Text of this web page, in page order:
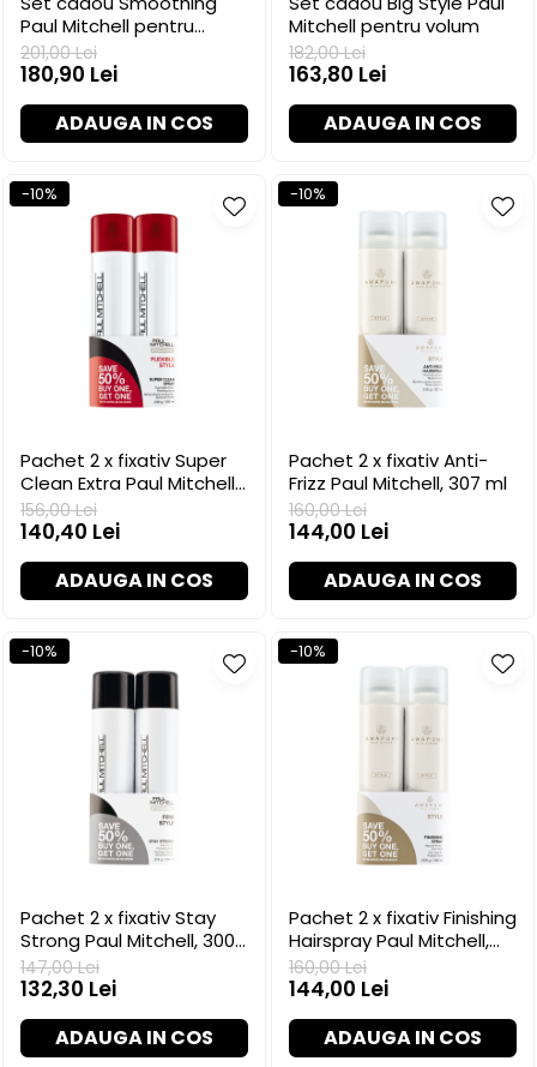
Paul Mitchell pentru
netezire și anti-frizz
201,00 Lei
180,90 Lei
ADAUGA IN COS
Mitchell pentru volum
182,00 Lei
163,80 Lei
ADAUGA IN COS
-10%
Pachet 2 x fixativ Super
Clean Extra Paul Mitchell,
300 ml
156,00 Lei
140,40 Lei
ADAUGA IN COS
-10%
Pachet 2 x fixativ Anti-
Frizz Paul Mitchell, 307 ml
160,00 Lei
144,00 Lei
ADAUGA IN COS
-10%
Pachet 2 x fixativ Stay
Strong Paul Mitchell, 300
ml
147,00 Lei
132,30 Lei
ADAUGA IN COS
-10%
Pachet 2 x fixativ Finishing
Hairspray Paul Mitchell,
307 ml
160,00 Lei
144,00 Lei
ADAUGA IN COS